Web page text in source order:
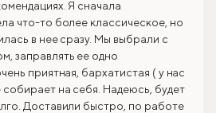
Я сначала
что-то более классическое, но
в нее сразу. Мы выбрали с
заправлять ее одно
приятная, бархатистая ( у нас
на себя. Надеюсь, будет
Доставили быстро, по работе